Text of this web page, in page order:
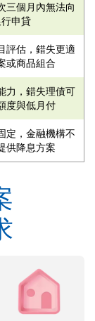
三個月內無法向
申貸
評估，錯失更適
或商品組合
力，錯失理債可
度與低月付
定，金融機構不
供降息方案